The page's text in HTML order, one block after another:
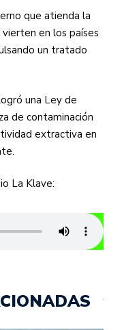
que atienda la
en los países
un tratado
una Ley de
de contaminación
extractiva en
La Klave: